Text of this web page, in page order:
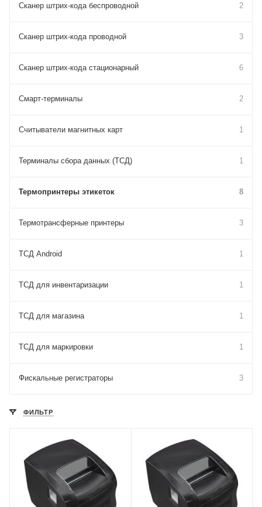
Сканер штрих-кода беспроводной 2
Сканер штрих-кода проводной 3
Сканер штрих-кода стационарный 6
Смарт-терминалы 2
Считыватели магнитных карт 1
Терминалы сбора данных (ТСД) 1
Термопринтеры этикеток 8
Термотрансферные принтеры 3
ТСД Android 1
ТСД для инвентаризации 1
ТСД для магазина 1
ТСД для маркировки 1
Фискальные регистраторы 3
ФИЛЬТР